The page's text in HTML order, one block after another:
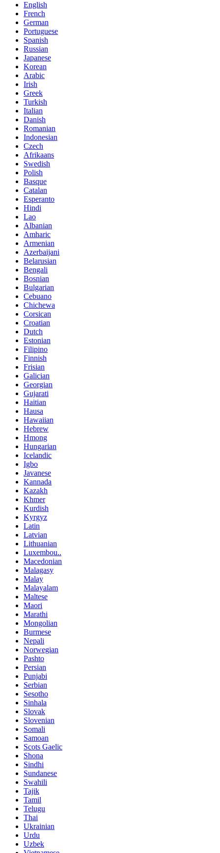
English
French
German
Portuguese
Spanish
Russian
Japanese
Korean
Arabic
Irish
Greek
Turkish
Italian
Danish
Romanian
Indonesian
Czech
Afrikaans
Swedish
Polish
Basque
Catalan
Esperanto
Hindi
Lao
Albanian
Amharic
Armenian
Azerbaijani
Belarusian
Bengali
Bosnian
Bulgarian
Cebuano
Chichewa
Corsican
Croatian
Dutch
Estonian
Filipino
Finnish
Frisian
Galician
Georgian
Gujarati
Haitian
Hausa
Hawaiian
Hebrew
Hmong
Hungarian
Icelandic
Igbo
Javanese
Kannada
Kazakh
Khmer
Kurdish
Kyrgyz
Latin
Latvian
Lithuanian
Luxembou..
Macedonian
Malagasy
Malay
Malayalam
Maltese
Maori
Marathi
Mongolian
Burmese
Nepali
Norwegian
Pashto
Persian
Punjabi
Serbian
Sesotho
Sinhala
Slovak
Slovenian
Somali
Samoan
Scots Gaelic
Shona
Sindhi
Sundanese
Swahili
Tajik
Tamil
Telugu
Thai
Ukrainian
Urdu
Uzbek